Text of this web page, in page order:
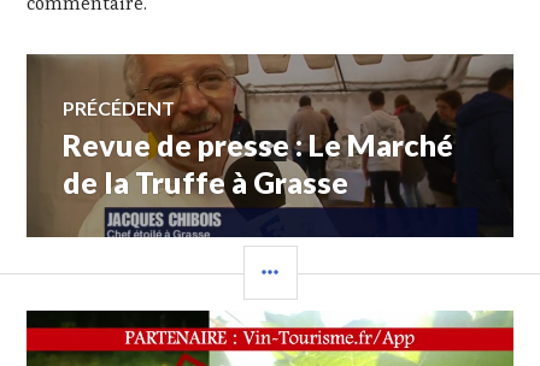
Navigation
de
l’article
PRÉCÉDENT
Article
précédent :
Revue de presse : Le Marché
de la Truffe à Grasse
LATÉRALE